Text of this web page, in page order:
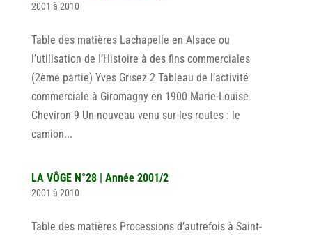
2001 à 2010
Table des matières Lachapelle en Alsace ou
l’utilisation de I’Histoire à des fins commerciales
(2ème partie) Yves Grisez 2 Tableau de l’activité
commerciale à Giromagny en 1900 Marie-Louise
Cheviron 9 Un nouveau venu sur les routes : le
camion...
LA VÔGE N°28 | Année 2001/2
2001 à 2010
Table des matières Processions d’autrefois à Saint-